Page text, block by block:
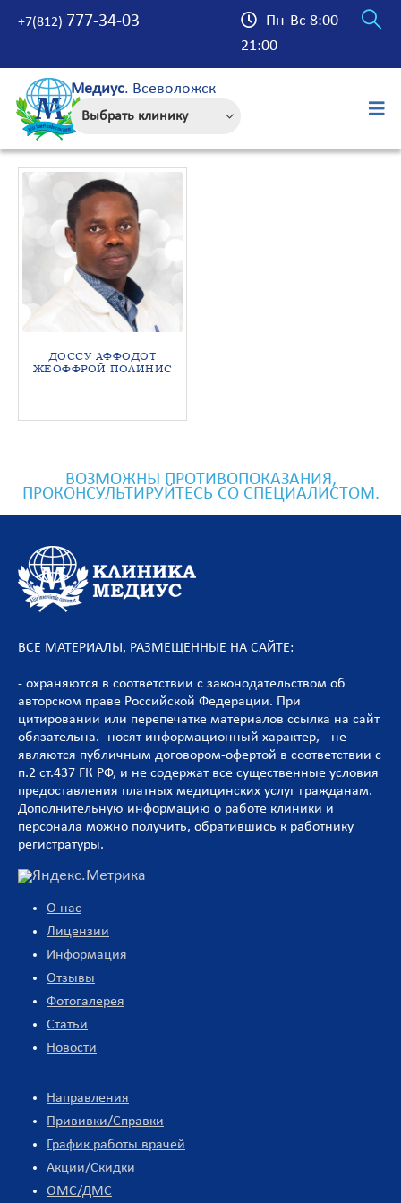
+7(812) 777-34-03
Пн-Вс 8:00-
21:00
Медиус. Всеволожск
ДОССУ АФФОДОТ
ЖЕОФФРОЙ ПОЛИНИС
ВОЗМОЖНЫ ПРОТИВОПОКАЗАНИЯ,
ПРОКОНСУЛЬТИРУЙТЕСЬ СО СПЕЦИАЛИСТОМ.
ВСЕ МАТЕРИАЛЫ, РАЗМЕЩЕННЫЕ НА САЙТЕ:
- охраняются в соответствии с законодательством об
авторском праве Российской Федерации. При
цитировании или перепечатке материалов ссылка на сайт
обязательна. -носят информационный характер, - не
являются публичным договором-офертой в соответствии с
п.2 ст.437 ГК РФ, и не содержат все существенные условия
предоставления платных медицинских услуг гражданам.
Дополнительную информацию о работе клиники и
персонала можно получить, обратившись к работнику
регистратуры.
О нас
Лицензии
Информация
Отзывы
Фотогалерея
Статьи
Новости
Направления
Прививки/Справки
График работы врачей
Акции/Скидки
ОМС/ДМС